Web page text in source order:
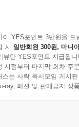
여 YES포인트 3만원을 드
시 일반회원 300원, 마니
뷰만 YES포인트 지급됩니
시점부터 마지막 회차 주
는 사락 독서모임 게시
ray, 패션 및 판매금지 상